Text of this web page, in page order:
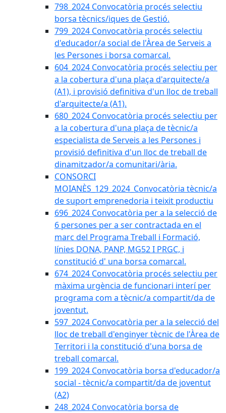
798_2024 Convocatòria procés selectiu
borsa tècnics/iques de Gestió.
799_2024 Convocatòria procés selectiu
d'educador/a social de l'Àrea de Serveis a
les Persones i borsa comarcal.
604_2024 Convocatòria procés selectiu per
a la cobertura d'una plaça d'arquitecte/a
(A1), i provisió definitiva d'un lloc de treball
d'arquitecte/a (A1).
680_2024 Convocatòria procés selectiu per
a la cobertura d'una plaça de tècnic/a
especialista de Serveis a les Persones i
provisió definitiva d'un lloc de treball de
dinamitzador/a comunitari/ària.
CONSORCI
MOIANÈS_129_2024_Convocatòria tècnic/a
de suport emprenedoria i teixit productiu
696_2024 Convocatòria per a la selecció de
6 persones per a ser contractada en el
marc del Programa Treball i Formació,
línies DONA, PANP, MG52 I PRGC, i
constitució d' una borsa comarcal.
674_2024 Convocatòria procés selectiu per
màxima urgència de funcionari interí per
programa com a tècnic/a compartit/da de
joventut.
597_2024 Convocatòria per a la selecció del
lloc de treball d'enginyer tècnic de l'Àrea de
Territori i la constitució d'una borsa de
treball comarcal.
199_2024 Convocatòria borsa d'educador/a
social - tècnic/a compartit/da de joventut
(A2)
248_2024 Convocatòria borsa de